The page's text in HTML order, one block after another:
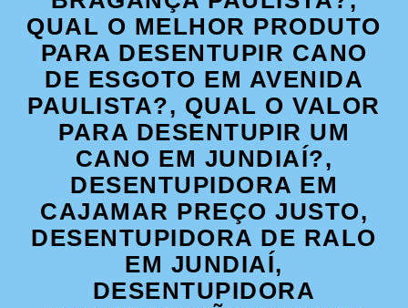
QUAL O MELHOR PRODUTO
PARA DESENTUPIR CANO
DE ESGOTO EM AVENIDA
PAULISTA?, QUAL O VALOR
PARA DESENTUPIR UM
CANO EM JUNDIAÍ?,
DESENTUPIDORA EM
CAJAMAR PREÇO JUSTO,
DESENTUPIDORA DE RALO
EM JUNDIAÍ,
DESENTUPIDORA